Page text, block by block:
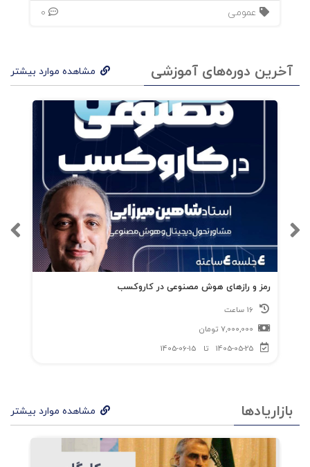
عمومی
آخرین دوره‌های آموزشی مشاهده موارد بیشتر
رمز و رازهای هوش مصنوعی در کاروکسب
7,000,000 تومان
1405-05-25
تا 1405-06-15
بازاریادها مشاهده موارد بیشتر